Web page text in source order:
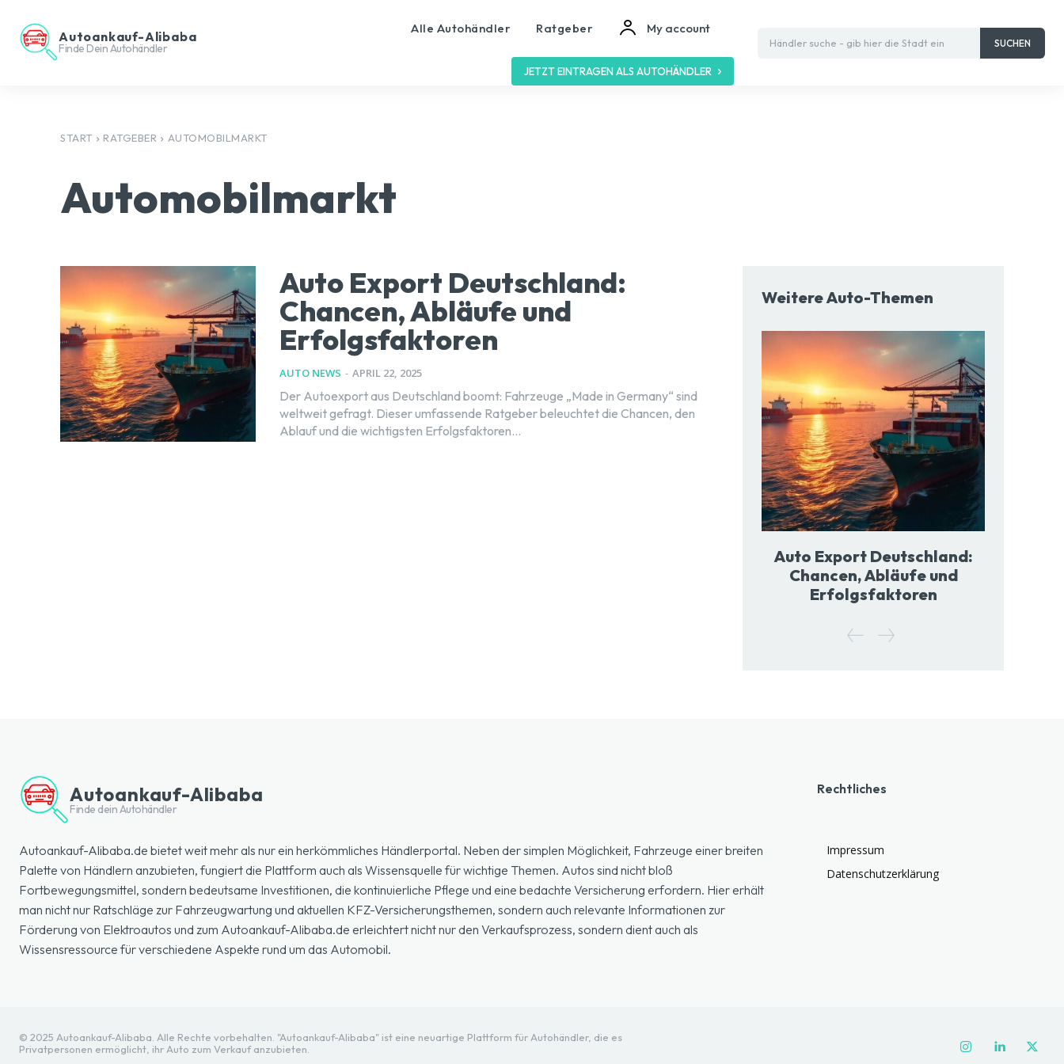
Autoankauf-Alibaba
Finde Dein Autohändler
Alle Autohändler Ratgeber My account
JETZT EINTRAGEN ALS AUTOHÄNDLER
Händler suche - gib hier die Stadt ein SUCHEN
START RATGEBER AUTOMOBILMARKT
Automobilmarkt
Auto Export Deutschland:
Chancen, Abläufe und
Erfolgsfaktoren
AUTO NEWS - APRIL 22, 2025
Der Autoexport aus Deutschland boomt: Fahrzeuge „Made in Germany“ sind
weltweit gefragt. Dieser umfassende Ratgeber beleuchtet die Chancen, den
Ablauf und die wichtigsten Erfolgsfaktoren...
Weitere Auto-Themen
Auto Export Deutschland:
Chancen, Abläufe und
Erfolgsfaktoren
Autoankauf-Alibaba
Finde dein Autohändler
Autoankauf-Alibaba.de bietet weit mehr als nur ein herkömmliches Händlerportal. Neben der simplen Möglichkeit, Fahrzeuge einer breiten
Palette von Händlern anzubieten, fungiert die Plattform auch als Wissensquelle für wichtige Themen. Autos sind nicht bloß
Fortbewegungsmittel, sondern bedeutsame Investitionen, die kontinuierliche Pflege und eine bedachte Versicherung erfordern. Hier erhält
man nicht nur Ratschläge zur Fahrzeugwartung und aktuellen KFZ-Versicherungsthemen, sondern auch relevante Informationen zur
Förderung von Elektroautos und zum Autoankauf-Alibaba.de erleichtert nicht nur den Verkaufsprozess, sondern dient auch als
Wissensressource für verschiedene Aspekte rund um das Automobil.
Rechtliches
Impressum
Datenschutzerklärung
© 2025 Autoankauf-Alibaba. Alle Rechte vorbehalten. "Autoankauf-Alibaba" ist eine neuartige Plattform für Autohändler, die es
Privatpersonen ermöglicht, ihr Auto zum Verkauf anzubieten.